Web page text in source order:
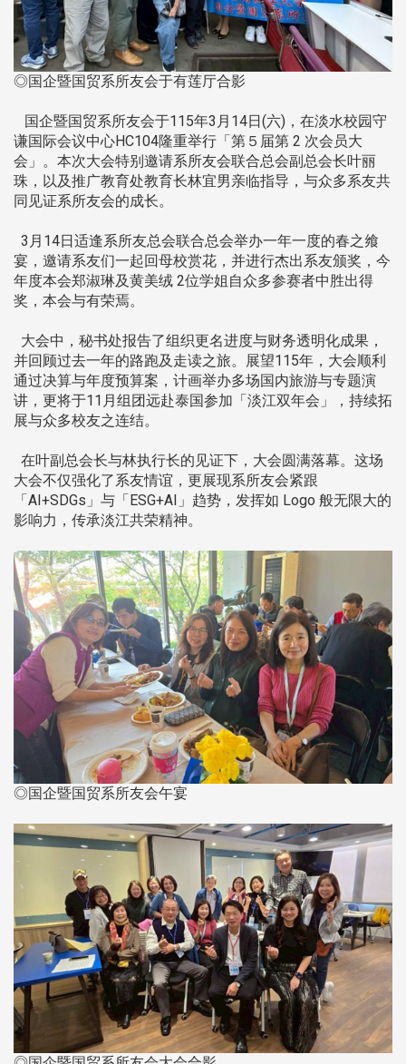
◎国企暨国贸系所友会于有莲厅合影
国企暨国贸系所友会于115年3月14日(六)，在淡水校园守
谦国际会议中心HC104隆重举行「第５届第 2 次会员大
会」。本次大会特别邀请系所友会联合总会副总会长叶丽
珠，以及推广教育处教育长林宜男亲临指导，与众多系友共
同见证系所友会的成长。
3月14日适逢系所友总会联合总会举办一年一度的春之飨
宴，邀请系友们一起回母校赏花，并进行杰出系友颁奖，今
年度本会郑淑琳及黄美绒 2位学姐自众多参赛者中胜出得
奖，本会与有荣焉。
大会中，秘书处报告了组织更名进度与财务透明化成果，
并回顾过去一年的路跑及走读之旅。展望115年，大会顺利
通过决算与年度预算案，计画举办多场国内旅游与专题演
讲，更将于11月组团远赴泰国参加「淡江双年会」，持续拓
展与众多校友之连结。
在叶副总会长与林执行长的见证下，大会圆满落幕。这场
大会不仅强化了系友情谊，更展现系所友会紧跟
「AI+SDGs」与「ESG+AI」趋势，发挥如 Logo 般无限大的
影响力，传承淡江共荣精神。
◎国企暨国贸系所友会午宴